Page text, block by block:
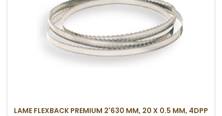
LAME FLEXBACK PREMIUM 2'630 MM, 20 X 0.5 MM, 4DPP